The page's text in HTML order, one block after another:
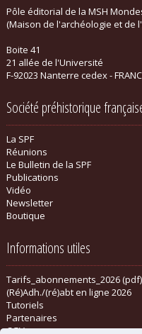
Pôle éditorial de la MSH
(Maison de l'archéologie et de
Boite 41
21 allée de l'Université
F-92023 Nanterre cedex -
Société préhistorique
La SPF
Réunions
Le Bulletin de la SPF
Publications
Vidéo
Newsletter
Boutique
Informations utiles
Tarifs_abonnements_2026 (pdf)
(Ré)Adh./(ré)abt en ligne 2026
Tutoriels
Partenaires
CGV